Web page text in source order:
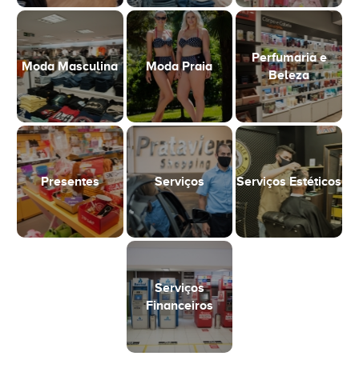
Moda Masculina Moda Praia
Perfumaria e
Beleza
Presentes Serviços Serviços Estéticos
Serviços
Financeiros